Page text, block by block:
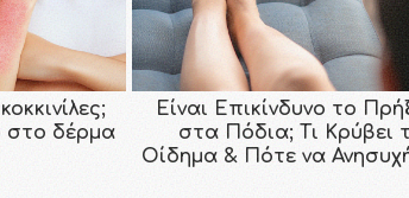
στο δέρμα
Είναι Επικίνδυνο το
στα Πόδια; Τι Κρύβει
Οίδημα & Πότε να